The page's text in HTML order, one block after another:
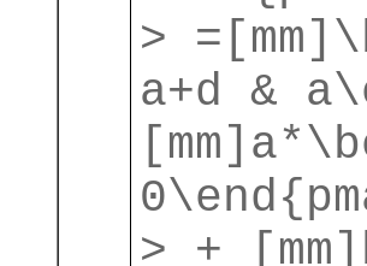
>
a+d &
> +